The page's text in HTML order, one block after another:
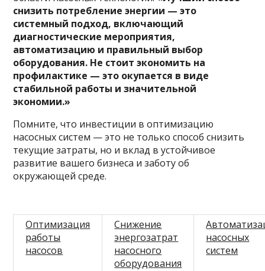
снизить потребление энергии — это
системный подход, включающий
диагностические мероприятия,
автоматизацию и правильный выбор
оборудования. Не стоит экономить на
профилактике — это окупается в виде
стабильной работы и значительной
экономии.»
Помните, что инвестиции в оптимизацию
насосных систем — это не только способ снизить
текущие затраты, но и вклад в устойчивое
развитие вашего бизнеса и заботу об
окружающей среде.
Оптимизация
работы
насосов
Снижение
энергозатрат
насосного
оборудования
насосных
систем